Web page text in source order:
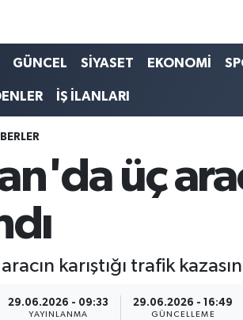
GÜNCEL SİYASET EKONOMİ
İŞ İLANLARI
üç
karıştığı trafik
29.06.2026 - 09:33
YAYINLANMA
29.06.2026 - 16:49
GÜNCELLEME